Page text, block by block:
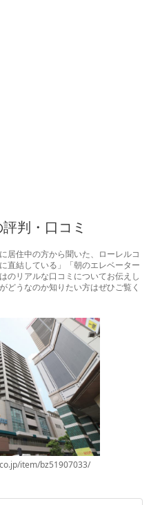
判・口コミ
居住中の方から聞いた、ローレルコ
直結している」「朝のエレベーター
のリアルな口コミについてお伝えし
どうなのか知りたい方はぜひご覧く
item/bz51907033/